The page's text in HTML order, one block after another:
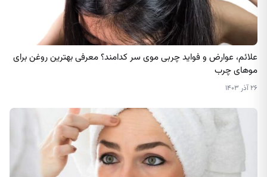
علائم، عوارض و فواید چربی موی سر کدامند؟ معرفی بهترین روغن برای
موهای چرب
۲۶ آذر ۱۴۰۳